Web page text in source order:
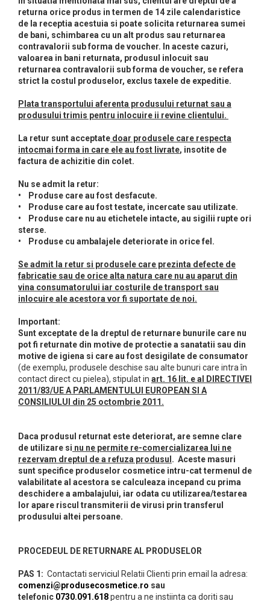
Uleiuri pentru Par
Uleiuri pentru Corp
Uleiuri Unghii / Cuticule
Uleiuri pentru Ten
Masaj Facial si Drenaj Limfatic
Exfolianti si Masti
Gomaj si Exfoliere
Masti
Plasturi ochi / nas / frunte
Produse Curatare Ten
Demachiant si Apa Micelara
Gel de Curatare
Lotiune Tonica
Hidratare
Contur de Ochi
Creme de Noapte
Serum / Elixir
Antirid
Contur de Ochi
Creme de Zi
Plasturi Antirid
Serum / Elixir
Imperfectiuni
Iritatii
Matifiere
Spray Fixare Machiaj
Roseata
Pete
Ingrijire Gene
Sampoane Colorante
Sampon
Anti-Cadere
Anti-Matreata
Par Cret
Par Normal
Par Uscat / Deteriorat
Par Vopsit
Balsam si Masca
Indreptare
Par Vopsit
Regenerare
Stralucire
Volum
Ingrijire par
Serum-Elixir
Uleiuri
Vopsea de Par
Nuantatoare
Vopsele
Gel si Ceara
Spuma
Perii de Par si Piepteni
Baie si Relaxare
Sapunuri
Saruri si Perle
Creme si Lotiuni
Creme
Lotiuni
Spray de Corp
Ulei de Corp
Unturi
Maini si Picioare
Maini
Picioare
Unghii
Plasturi Pentru Cicatrici
Creme Ingrijire Cicatrici
Exfolianti / Scrub / Plasturi
Autobronzante
Lotiune autobronzanta
Spuma autobronzanta
Gel autobronzant
Stralucitoare
Manusi / Accesorii
Produse Bronzante
Ochi
Ten
Protectie Solara
Acceleratoare
Dupa Plaja
Intensificatoare
Ten
Anticearcan si Corector
Baza Machiaj
Iluminator
Fard obraz si Bronzer
BB / CC Cream
Spray Fixare Machiaj
Ochi
Baza Fixare Fard / Corector
Fard
Tus de Ochi
Rimel
Pigmenti Machiaj
Solutii Ingrijire Gene
Gene False
Gene False
Glittere Ochi / Ten si Sclipici
Sprancene
Creion Sprancene
Gel Sprancene
Mascara pentru Sprancene
Vopsea Sprancene
Buze
Creion Contur
Lipgloss / Luciu buze
Scrub / Balsam de buze
Netestate pe Animale
Seturi Ingrijire SPA
Seturi Machiaj CADOU
Fata
Conturare
Seturi Ingrijire
Ochi si Sprancene
Kituri Sprancene
Seturi Ingrijire Ten / Corp
Seturi Corp
Multifunctionale
Machiaj Profesional
Buze
Seturi Rujuri / Glossuri
Plasturi Unghii Deteriorate
Ingrijire
Cuticule
Unghii
Manichiura-Pedichiura
Unghii False
Pensule Unghii
Produse Fata
Crema / Seruri
Curatare
Ingrijire Barba
Diverse
Parfumuri Barbati
Produse Corp
Produse Par
Sampon si Balsam
Styling
Vopsea / Nuantatoare
returna orice produs in termen de 14 zile calendaristice
de la receptia acestuia si poate solicita returnarea sumei
de bani, schimbarea cu un alt produs sau returnarea
contravalorii sub forma de voucher. In aceste cazuri,
valoarea in bani returnata, produsul inlocuit sau
returnarea contravalorii sub forma de voucher, se refera
strict la costul produselor, exclus taxele de expeditie.
Plata transportului aferenta produsului returnat sau a
produsului trimis pentru inlocuire ii revine clientului.
La retur sunt acceptate doar produsele care respecta
intocmai forma in care ele au fost livrate, insotite de
factura de achizitie din colet.
Nu se admit la retur:
• Produse care au fost desfacute.
• Produse care au fost testate, incercate sau utilizate.
• Produse care nu au etichetele intacte, au sigilii rupte ori
sterse.
• Produse cu ambalajele deteriorate in orice fel.
Se admit la retur si produsele care prezinta defecte de
fabricatie sau de orice alta natura care nu au aparut din
vina consumatorului iar costurile de transport sau
inlocuire ale acestora vor fi suportate de noi.
Important:
Sunt exceptate de la dreptul de returnare bunurile care nu
pot fi returnate din motive de protectie a sanatatii sau din
motive de igiena si care au fost desigilate de consumator
(de exemplu, produsele deschise sau alte bunuri care intra în
contact direct cu pielea), stipulat in art. 16 lit. e al DIRECTIVEI
2011/83/UE A PARLAMENTULUI EUROPEAN SI A
CONSILIULUI din 25 octombrie 2011.
Daca produsul returnat este deteriorat, are semne clare
de utilizare si nu ne permite re-comercializarea lui ne
rezervam dreptul de a refuza produsul. Aceste masuri
sunt specifice produselor cosmetice intru-cat termenul de
valabilitate al acestora se calculeaza incepand cu prima
deschidere a ambalajului, iar odata cu utilizarea/testarea
lor apare riscul transmiterii de virusi prin transferul
produsului altei persoane.
PROCEDEUL DE RETURNARE AL PRODUSELOR
PAS 1: Contactati serviciul Relatii Clienti prin email la adresa:
comenzi@produsecosmetice.ro sau
telefonic 0730.091.618pentru a ne instiinta ca doriti sau